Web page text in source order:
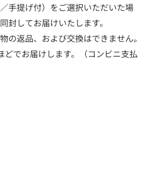
手提げ付）をご選択いただいた場
封してお届けいたします。
の返品、および交換はできません。
でお届けします。（コンビニ支払